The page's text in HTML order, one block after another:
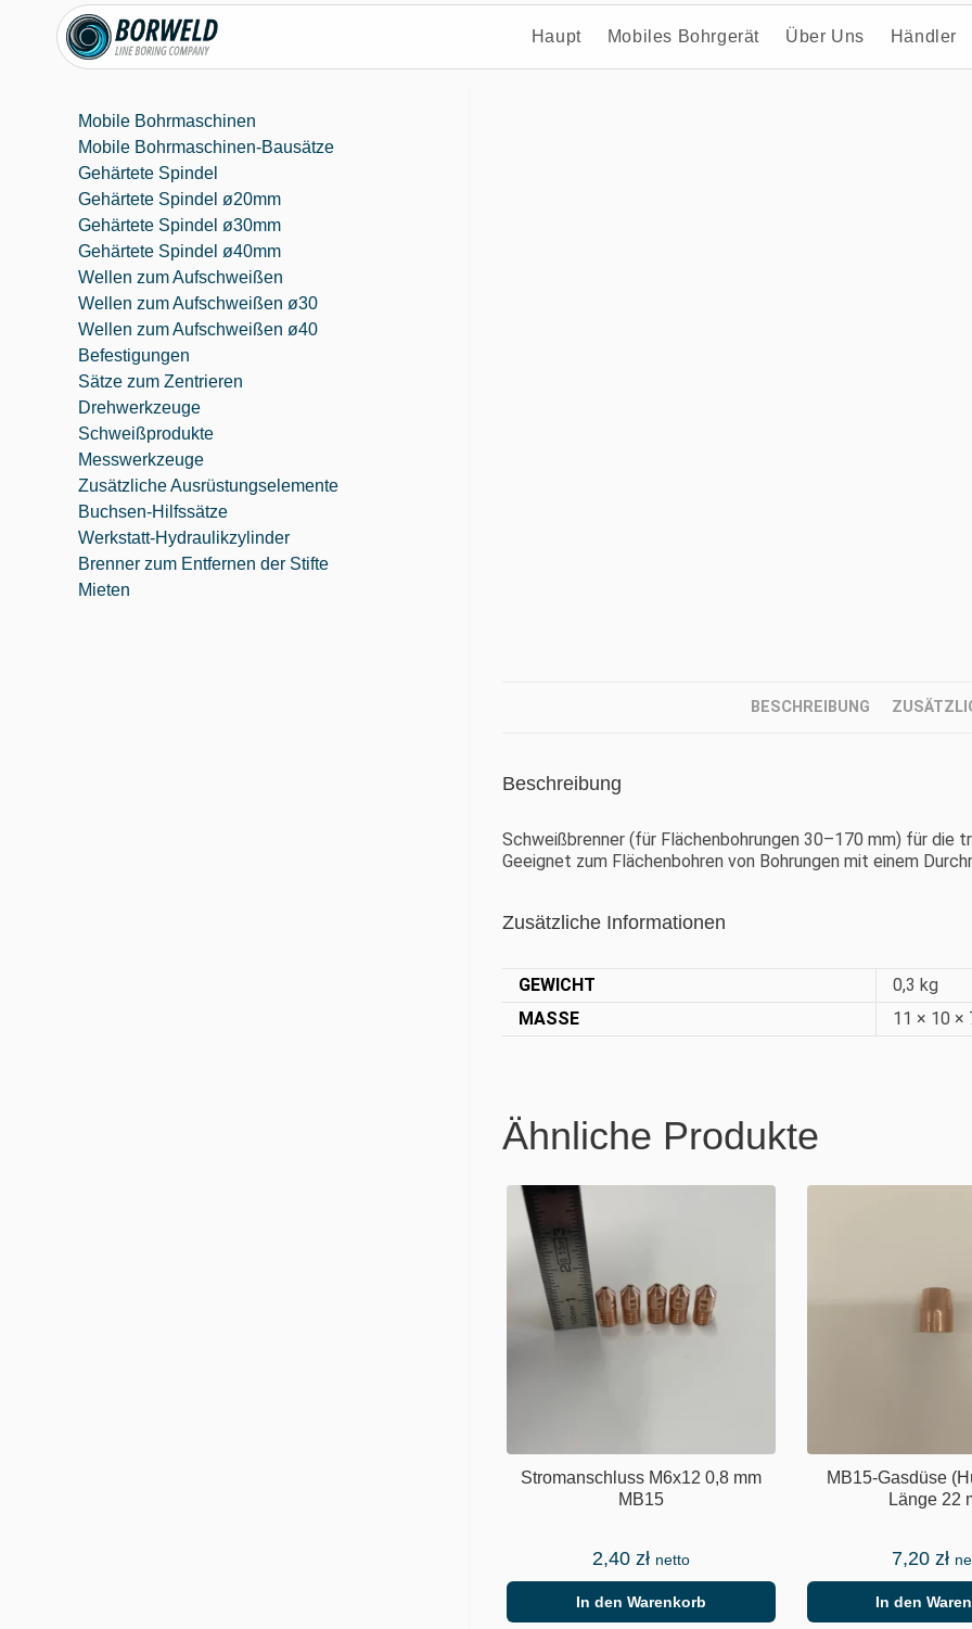
Haupt Mobiles Bohrgerät Über Uns Händler
BESCHREIBUNG
Beschreibung
Schweißbrenner (für Flächenbohrungen 30–170 mm) für die
Geeignet zum Flächenbohren von Bohrungen mit einem
Zusätzliche Informationen
GEWICHT
0,3 kg
MASSE
11 × 10 ×
Ähnliche Produkte
Stromanschluss M6x12 0,8 mm
MB15
2,40zł netto
In den Warenkorb
MB15-Gasdüse
Länge 22
7,20zł
In den
Mobile Bohrmaschinen
Mobile Bohrmaschinen-Bausätze
Gehärtete Spindel
Gehärtete Spindel ø20mm
Gehärtete Spindel ø30mm
Gehärtete Spindel ø40mm
Wellen zum Aufschweißen
Wellen zum Aufschweißen ø30
Wellen zum Aufschweißen ø40
Befestigungen
Sätze zum Zentrieren
Drehwerkzeuge
Schweißprodukte
Messwerkzeuge
Zusätzliche Ausrüstungselemente
Buchsen-Hilfssätze
Werkstatt-Hydraulikzylinder
Brenner zum Entfernen der Stifte
Mieten